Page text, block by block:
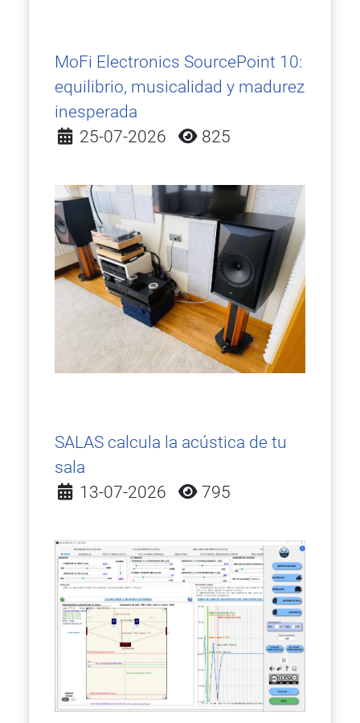
MoFi Electronics SourcePoint 10:
equilibrio, musicalidad y madurez
inesperada
Detalles
25-07-2026 825
SALAS calcula la acústica de tu
sala
Detalles
13-07-2026 795